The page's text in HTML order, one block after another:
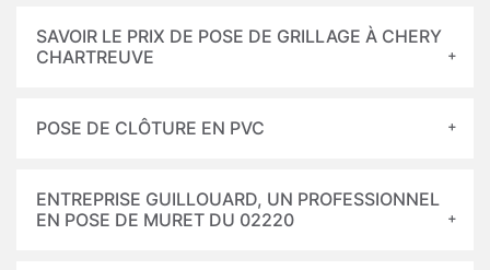
SAVOIR LE PRIX DE POSE DE GRILLAGE À CHERY
CHARTREUVE
POSE DE CLÔTURE EN PVC
ENTREPRISE GUILLOUARD, UN PROFESSIONNEL
EN POSE DE MURET DU 02220